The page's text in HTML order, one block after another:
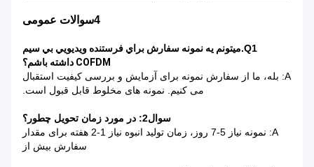
4سوالات عمومی
Q1. ميتونم يه نمونه سفارش براي فرستنده ويديويي بي سيم
COFDM داشته باشم؟
A: بله، ما از سفارش نمونه برای آزمایش و بررسی کیفیت استقبال
می کنیم. نمونه های مخلوط قابل قبول است.
سوال2: در مورد زمان تحویل چطور؟
A: نمونه نیاز 5-7 روز، زمان تولید انبوه نیاز 1-2 هفته برای مقدار
سفارش بیش از